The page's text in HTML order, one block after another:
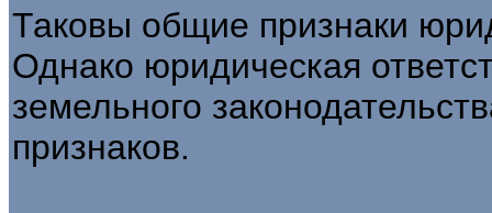
Таковы общие признаки
Однако юридическая
земельного
признаков.